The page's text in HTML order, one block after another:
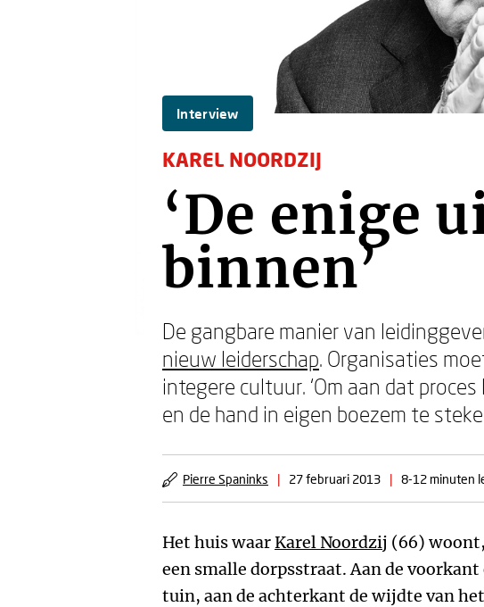
Interview
KAREL NOORDZIJ
‘De enige
binnen’
De gangbare manier van
nieuw leiderschap. Organisaties
integere cultuur. ‘Om aan dat
en de hand in eigen boezem te
Pierre Spaninks | 27 februari 2013 | 8-12 minuten
Het huis waarKarel Noordzij (66)
een smalle dorpsstraat. Aan de
tuin, aan de achterkant de wijdte van